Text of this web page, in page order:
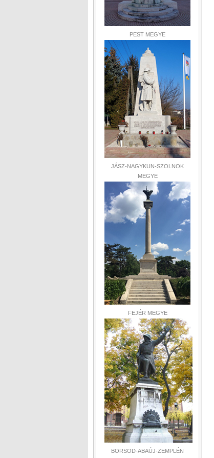
PEST MEGYE
JÁSZ-NAGYKUN-SZOLNOK
MEGYE
FEJÉR MEGYE
BORSOD-ABAÚJ-ZEMPLÉN